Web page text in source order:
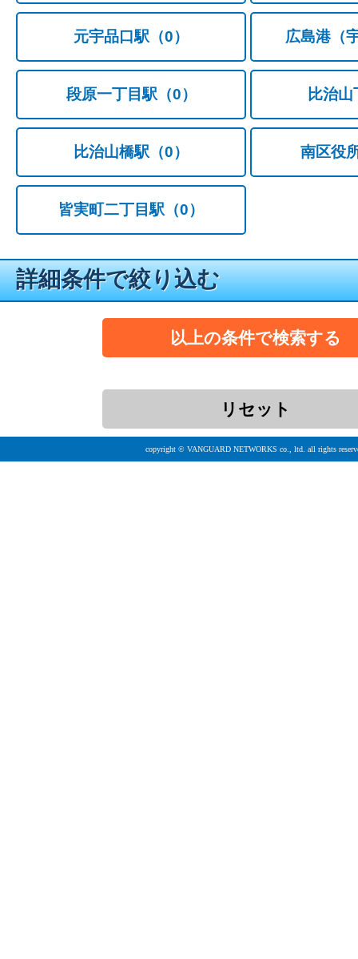
元宇品口駅 （0） 広島港（
段原一丁目駅 （0） 比治山
比治山橋駅 （0） 南区役
皆実町二丁目駅 （0）
詳細条件で絞り込む
copyright © VANGUARD NETWORKS co., ltd. all rights